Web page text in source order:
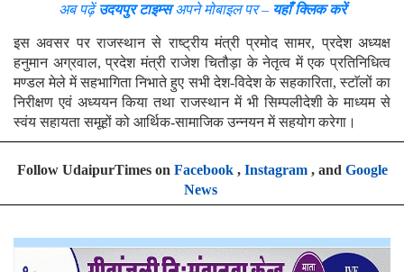
अब पढ़ें उदयपुर टाइम्सअपने मोबाइल पर – यहाँ क्लिक करें
इस अवसर पर राजस्थान से राष्ट्रीय मंत्री प्रमोद सामर, प्रदेश अध्यक्ष
हनुमान अग्रवाल, प्रदेश मंत्री राजेश चितौड़ा के नेतृत्व में एक प्रतिनिधित्व
मण्डल मेले में सहभागिता निभाते हुए सभी देश-विदेश के सहकारिता, स्टाॅलों का
निरीक्षण एवं अध्ययन किया तथा राजस्थान में भी सिम्पलीदेशी के माध्यम से
स्वंय सहायता समूहों को आर्थिक-सामाजिक उन्नयन में सहयोग करेगा।
Follow UdaipurTimes on Facebook, Instagram, and Google
News